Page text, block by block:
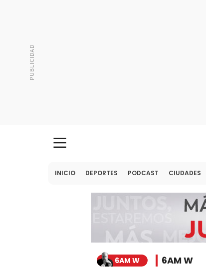
INICIO DEPORTES PODCAST CIUDADES
6AM W 6AM W